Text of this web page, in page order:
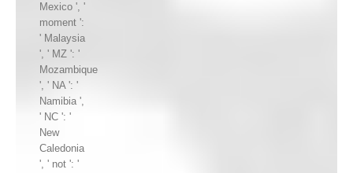
Mexico ', '
moment ':
' Malaysia
', ' MZ ': '
Mozambique
', ' NA ': '
Namibia ',
' NC ': '
New
Caledonia
', ' not ': '